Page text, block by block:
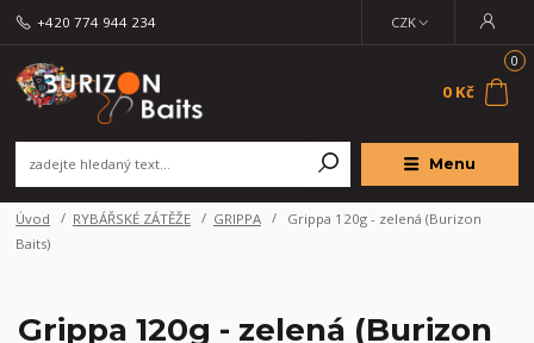
Menu
CZK
+420 774 944 234
0
0 Kč
Úvod RYBÁŘSKÉ ZÁTĚŽE GRIPPA
Grippa 120g - zelená (Burizon
Baits)
Grippa 120g - zelená (Burizon